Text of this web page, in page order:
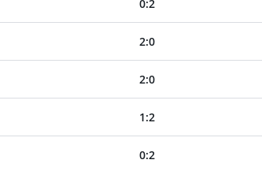
0:2
2:0
2:0
1:2
0:2